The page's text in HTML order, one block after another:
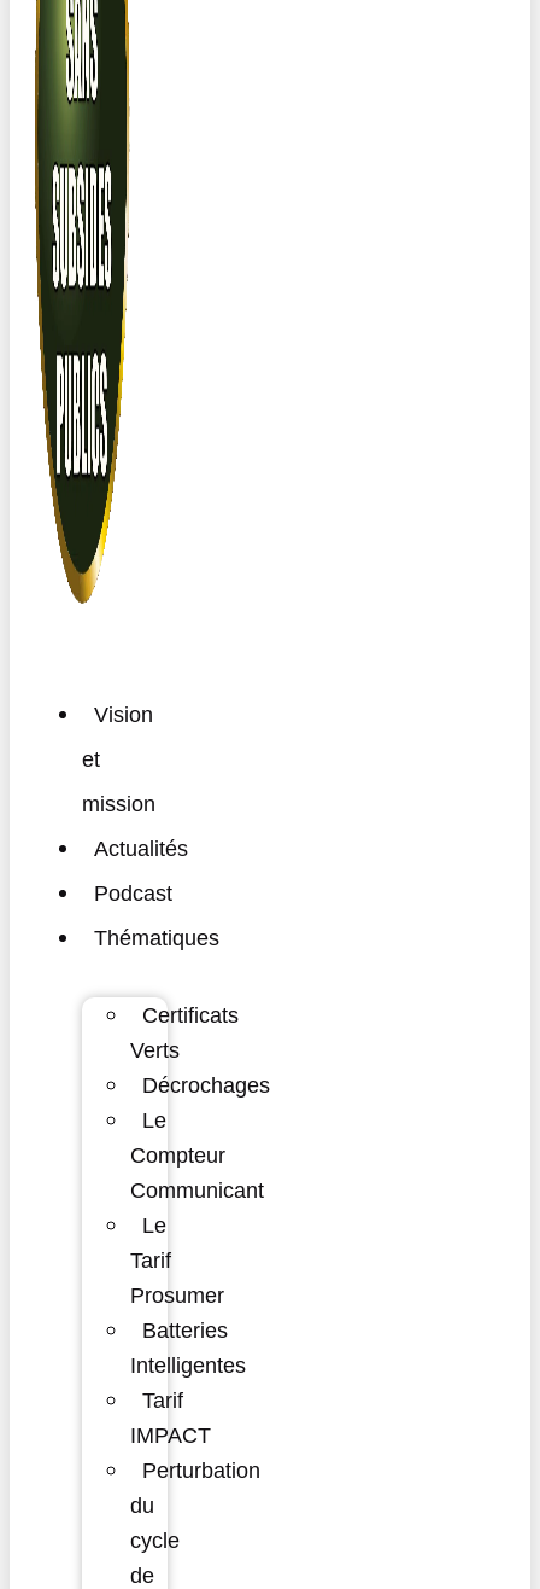
Vision
et
mission
Actualités
Podcast
Thématiques
Certificats
Verts
Décrochages
Le
Compteur
Communicant
Le
Tarif
Prosumer
Batteries
Intelligentes
Tarif
IMPACT
Perturbation
du
cycle
de